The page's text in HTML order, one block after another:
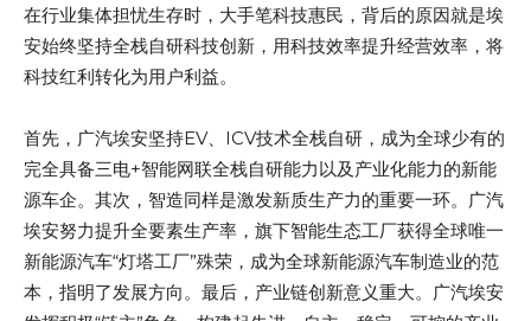
在行业集体担忧生存时，大手笔科技惠民，背后的原因就是埃
安始终坚持全栈自研科技创新，用科技效率提升经营效率，将
科技红利转化为用户利益。
首先，广汽埃安坚持EV、ICV技术全栈自研，成为全球少有的
完全具备三电+智能网联全栈自研能力以及产业化能力的新能
源车企。其次，智造同样是激发新质生产力的重要一环。广汽
埃安努力提升全要素生产率，旗下智能生态工厂获得全球唯一
新能源汽车“灯塔工厂”殊荣，成为全球新能源汽车制造业的范
本，指明了发展方向。最后，产业链创新意义重大。广汽埃安